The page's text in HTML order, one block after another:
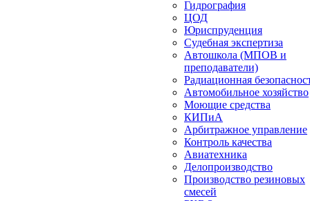
Гидрография
ЦОД
Юриспруденция
Судебная экспертиза
Автошкола (МПОВ и
преподаватели)
Радиационная
Автомобильное хозяйство
Моющие средства
КИПиА
Арбитражное управление
Контроль качества
Авиатехника
Делопроизводство
Производство резиновых
смесей